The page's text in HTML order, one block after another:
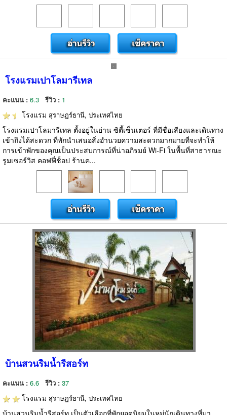
โรงแรมเปาโลมารีเทล
คะแนน : 6.3 รีวิว : 1
โรงแรม สุราษฎร์ธานี, ประเทศไทย
โรงแรมเปาโลมารีเทล ตั้งอยู่ในย่าน ซิตี้เซ็นเตอร์ ที่มีชื่อเสียงและเดินทาง
เข้าถึงได้สะดวก ที่พักนำเสนอสิ่งอำนวยความสะดวกมากมายที่จะทำให้
การเข้าพักของคุณเป็นประสบการณ์ที่น่าอภิรมย์ Wi-Fi ในพื้นที่สาธารณะ
รูมเซอร์วิส คอฟฟี่ช็อป ร้านค...
บ้านสวนริมน้ำรีสอร์ท
คะแนน : 6.6 รีวิว : 37
โรงแรม สุราษฎร์ธานี, ประเทศไทย
บ้านสวนริมน้ำรีสอร์ท เป็นตัวเลือกที่พักยอดนิยมในหมู่นักเดินทางที่มา